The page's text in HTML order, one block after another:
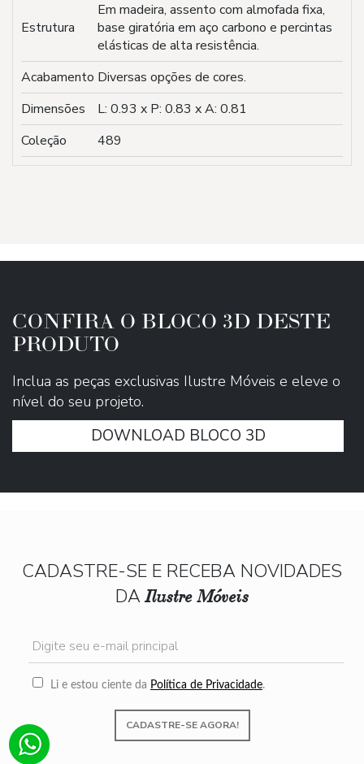
Estrutura
Em madeira, assento com almofada fixa,
base giratória em aço carbono e percintas
elásticas de alta resistência.
Acabamento Diversas opções de cores.
Dimensões
L: 0.93 x P: 0.83 x A: 0.81
Coleção
489
CONFIRA O BLOCO 3D DESTE
PRODUTO
Inclua as peças exclusivas Ilustre Móveis e eleve o
nível do seu projeto.
DOWNLOAD BLOCO 3D
CADASTRE-SE E RECEBA NOVIDADES
DAIlustre Móveis
Li e estou ciente da Política de Privacidade.
CADASTRE-SE AGORA!